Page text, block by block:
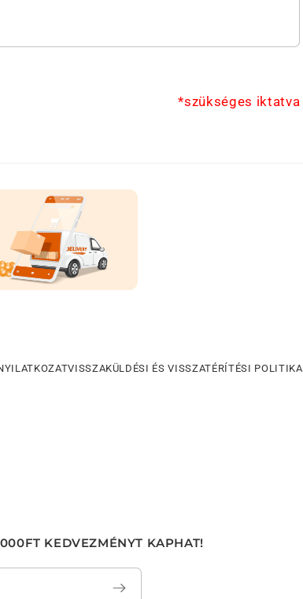
*szükséges iktatva
VISSZAKÜLDÉSI ÉS VISSZATÉRÍTÉSI POLITIKA
KEDVEZMÉNYT KAPHAT!